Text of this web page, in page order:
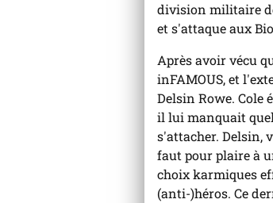
division militaire
et s'attaque aux
Après avoir vécu
inFAMOUS, et
Delsin Rowe. Cole
il lui manquait
s'attacher. Delsin,
faut pour plaire à
choix karmiques
(anti-)héros. Ce